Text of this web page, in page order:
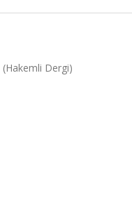
Dergi)